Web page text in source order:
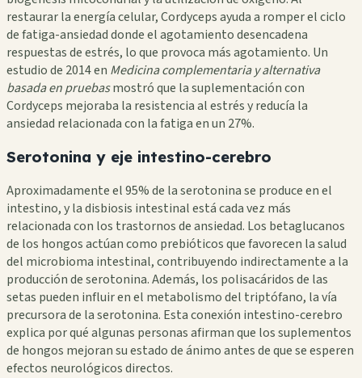
restaurar la energía celular, Cordyceps ayuda a romper el ciclo
de fatiga-ansiedad donde el agotamiento desencadena
respuestas de estrés, lo que provoca más agotamiento. Un
estudio de 2014 en Medicina complementaria y alternativa
basada en pruebasmostró que la suplementación con
Cordyceps mejoraba la resistencia al estrés y reducía la
ansiedad relacionada con la fatiga en un 27%.
Serotonina y eje intestino-cerebro
Aproximadamente el 95% de la serotonina se produce en el
intestino, y la disbiosis intestinal está cada vez más
relacionada con los trastornos de ansiedad. Los betaglucanos
de los hongos actúan como prebióticos que favorecen la salud
del microbioma intestinal, contribuyendo indirectamente a la
producción de serotonina. Además, los polisacáridos de las
setas pueden influir en el metabolismo del triptófano, la vía
precursora de la serotonina. Esta conexión intestino-cerebro
explica por qué algunas personas afirman que los suplementos
de hongos mejoran su estado de ánimo antes de que se esperen
efectos neurológicos directos.